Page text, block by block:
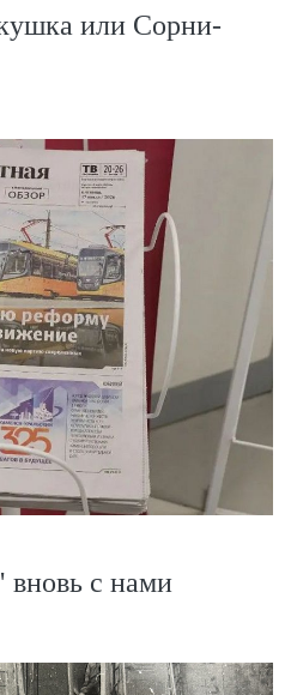
или Сорни-
вновь с нами